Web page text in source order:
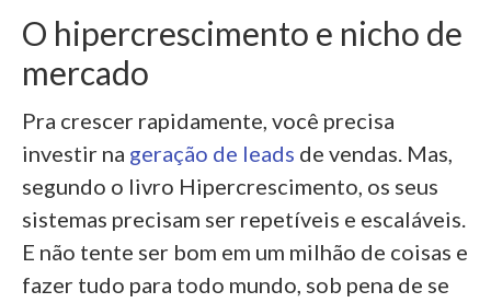
O hipercrescimento e nicho de
mercado
Pra crescer rapidamente, você precisa
investir na geração de leads de vendas. Mas,
segundo o livro Hipercrescimento, os seus
sistemas precisam ser repetíveis e escaláveis.
E não tente ser bom em um milhão de coisas e
fazer tudo para todo mundo, sob pena de se